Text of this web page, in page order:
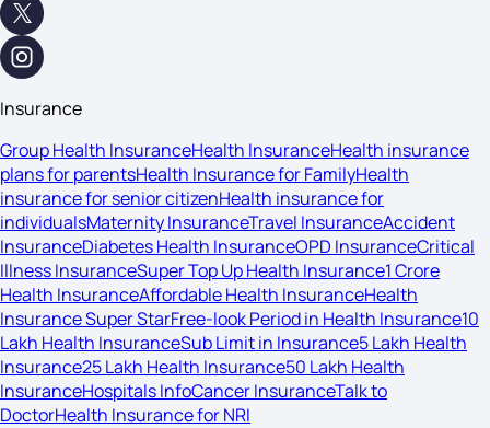
Insurance
Group Health InsuranceHealth InsuranceHealth insurance
plans for parentsHealth Insurance for FamilyHealth
insurance for senior citizenHealth insurance for
individualsMaternity InsuranceTravel InsuranceAccident
InsuranceDiabetes Health InsuranceOPD InsuranceCritical
Illness InsuranceSuper Top Up Health Insurance1 Crore
Health InsuranceAffordable Health InsuranceHealth
Insurance Super StarFree-look Period in Health Insurance10
Lakh Health InsuranceSub Limit in Insurance5 Lakh Health
Insurance25 Lakh Health Insurance50 Lakh Health
InsuranceHospitals InfoCancer InsuranceTalk to
DoctorHealth Insurance for NRI